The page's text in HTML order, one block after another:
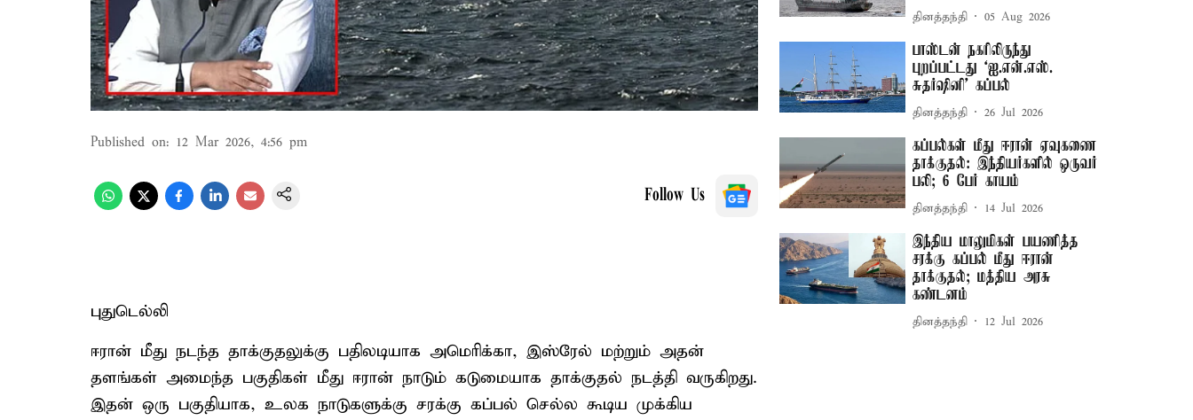
Published on: 12 Mar 2026, 4:56 pm
Follow Us
புதுடெல்லி
ஈரான் மீது நடந்த தாக்குதலுக்கு பதிலடியாக அமெரிக்கா, இஸ்ரேல் மற்றும் அதன்
தளங்கள் அமைந்த பகுதிகள் மீது ஈரான் நாடும் கடுமையாக தாக்குதல் நடத்தி வருகிறது.
இதன் ஒரு பகுதியாக, உலக நாடுகளுக்கு சரக்கு கப்பல் செல்ல கூடிய முக்கிய
தினத்தந்தி 05 Aug 2026
பாஸ்டன் நகரிலிருந்து
புறப்பட்டது ‘ஐ.என்.எஸ்.
சுதர்ஷினி’ கப்பல்
தினத்தந்தி 26 Jul 2026
கப்பல்கள் மீது ஈரான் ஏவுகணை
தாக்குதல்: இந்தியர்களில் ஒருவர்
பலி; 6 பேர் காயம்
தினத்தந்தி 14 Jul 2026
இந்திய மாலுமிகள் பயணித்த
சரக்கு கப்பல் மீது ஈரான்
தாக்குதல்; மத்திய அரசு
கண்டனம்
தினத்தந்தி 12 Jul 2026